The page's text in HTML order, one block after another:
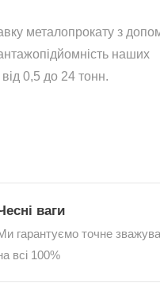
металопрокату з
наших
0,5 до 24 тонн.
ваги
гарантуємо точне
всі 100%